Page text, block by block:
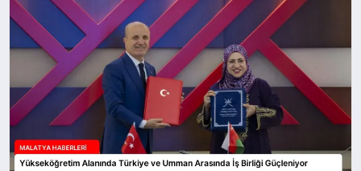
SAĞLIK
SIYASET
SPOR
TEKNOLOJI